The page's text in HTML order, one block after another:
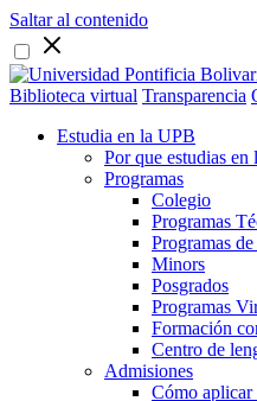
Saltar al contenido
Biblioteca virtual Transparencia
Estudia en la UPB
Por que estudias en
Programas
Colegio
Programas
Programas
Minors
Posgrados
Programas
Formación
Centro de
Admisiones
Cómo aplicar